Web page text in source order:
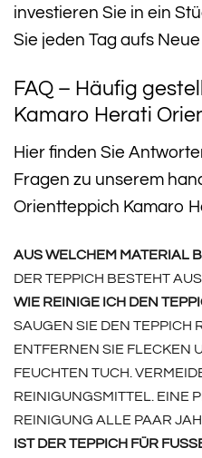
investieren Sie in ein
Sie jeden Tag aufs
FAQ – Häufig
Kamaro Herati
Hier finden Sie
Fragen zu unserem
Orientteppich Kamaro
AUS WELCHEM MATERIAL
DER TEPPICH BESTEHT
WIE REINIGE ICH DEN
SAUGEN SIE DEN TEPPICH
NTFERNEN SIE FLECKEN
EUCHTEN TUCH.
EINIGUNGSMITTEL. EINE
EINIGUNG ALLE PAAR
IST DER TEPPICH FÜR